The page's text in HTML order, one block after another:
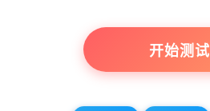
开始测试